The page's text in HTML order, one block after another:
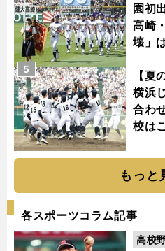
園初
高崎
壊」
【
横浜
合わ
校は
5
もっと
各スポーツコラム記事
高校